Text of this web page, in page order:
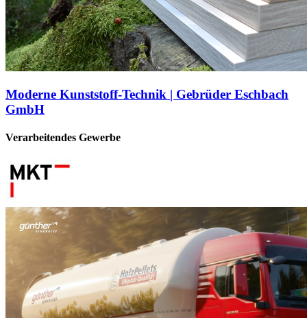
Moderne Kunststoff-Technik | Gebrüder Eschbach
GmbH
Verarbeitendes Gewerbe